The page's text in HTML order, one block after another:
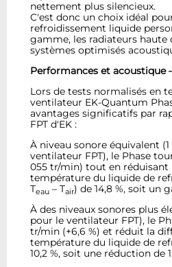
nettement plus silencieux.
C'est donc un choix idéal
refroidissement liquide
gamme, les radiateurs haute
systèmes optimisés
Performances et acoustique
Lors de tests normalisés en
ventilateur EK-Quantum
avantages significatifs par
FPT d'EK :
À niveau sonore équivalent
ventilateur FPT), le Phase
055 tr/min) tout en réduisant
température du liquide de
Teau – Tair) de 14,8 %, soit un
À des niveaux sonores plus
pour le ventilateur FPT), le
tr/min (+6,6 %) et réduit la
température du liquide de
10,2 %, soit une réduction de